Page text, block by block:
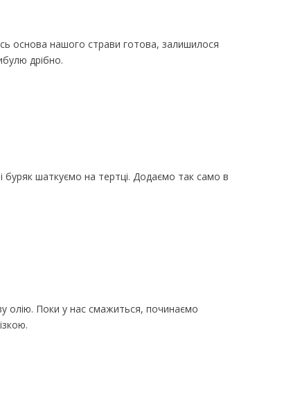
основа нашого страви готова, залишилося
дрібно.
буряк шаткуємо на тертці. Додаємо так само в
олію. Поки у нас смажиться, починаємо